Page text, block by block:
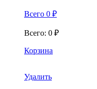
Всего 0 ₽
Всего: 0 ₽
Корзина
Удалить